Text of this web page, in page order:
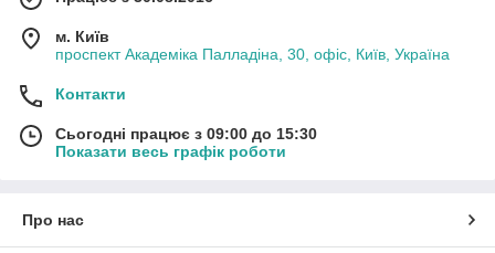
м. Київ
проспект Академіка Палладіна, 30, офіс, Київ, Україна
Контакти
Сьогодні працює з 09:00 до 15:30
Показати весь графік роботи
Про нас